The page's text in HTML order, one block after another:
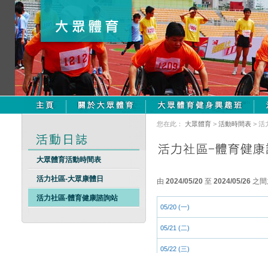
大眾體育活動時間表
活力社區-大眾康體日
活力社區-體育健康諮詢站
您在此： 大眾體育 > 活動時間表 > 活
由 2024/05/20 至 2024/05/26 之
05/20 (一)
05/21 (二)
05/22 (三)